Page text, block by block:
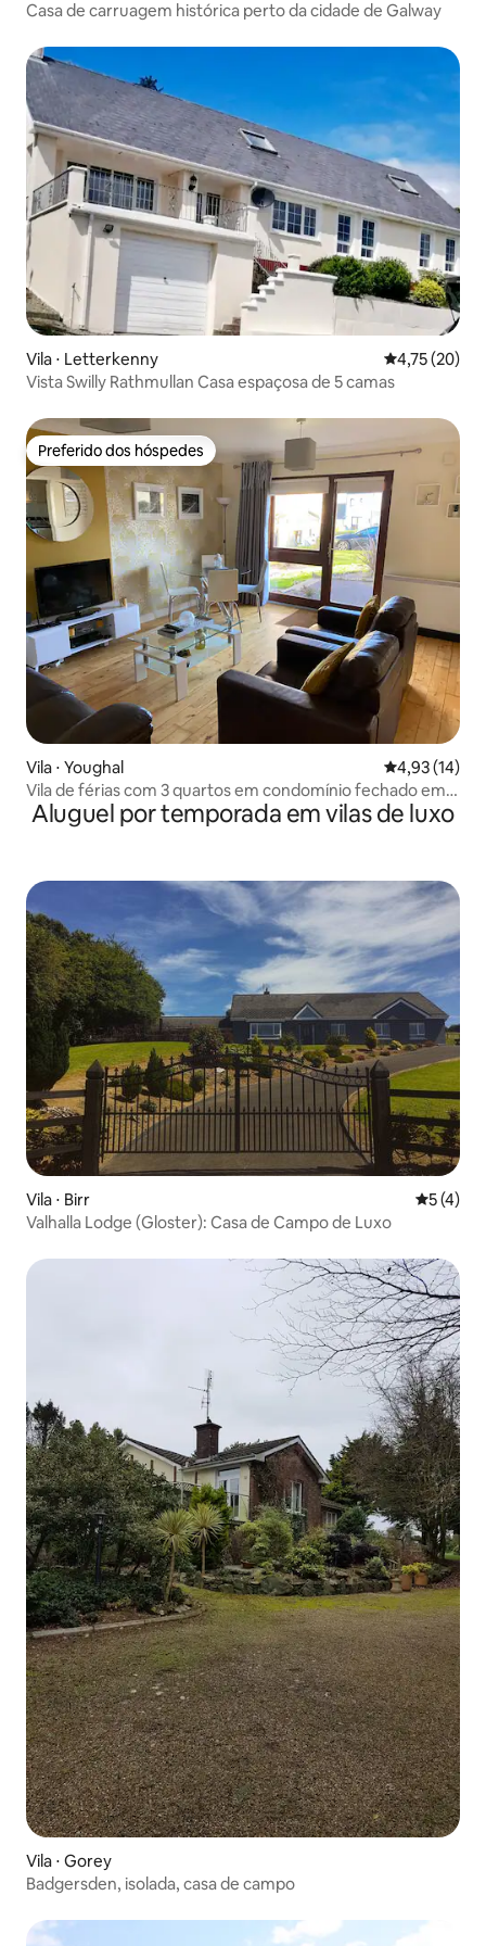
Casa de carruagem histórica perto da cidade de Galway
Vila ⋅ Letterkenny 4,75 de uma
4,75 (20)
Vista Swilly Rathmullan Casa espaçosa de 5 camas
Preferido dos hóspedes
Preferido dos hóspedes
Vila ⋅ Youghal 4,93 de uma
4,93 (14)
Vila de férias com 3 quartos em condomínio fechado em
Youghal
Aluguel por temporada em vilas de luxo
Vila ⋅ Birr 5 de
5 (4)
Valhalla Lodge (Gloster): Casa de Campo de Luxo
Vila ⋅ Gorey
Badgersden, isolada, casa de campo